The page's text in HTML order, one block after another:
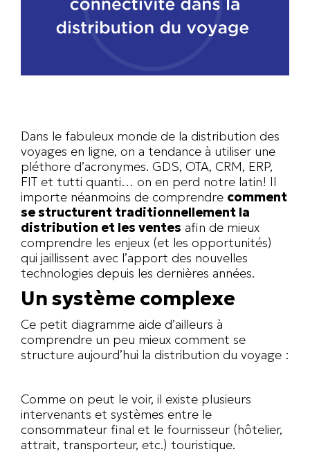
Dans le fabuleux monde de la distribution des
voyages en ligne, on a tendance à utiliser une
pléthore d’acronymes. GDS, OTA, CRM, ERP,
FIT et tutti quanti… on en perd notre latin! Il
importe néanmoins de comprendre comment
se structurent traditionnellement la
distribution et les ventes afin de mieux
comprendre les enjeux (et les opportunités)
qui jaillissent avec l’apport des nouvelles
technologies depuis les dernières années.
Un système complexe
Ce petit diagramme aide d’ailleurs à
comprendre un peu mieux comment se
structure aujourd’hui la distribution du voyage :
Comme on peut le voir, il existe plusieurs
intervenants et systèmes entre le
consommateur final et le fournisseur (hôtelier,
attrait, transporteur, etc.) touristique.